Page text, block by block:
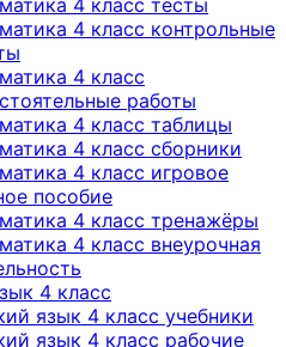
4 класс тесты
4 класс контрольные
4 класс
работы
4 класс таблицы
4 класс сборники
4 класс игровое
пособие
4 класс тренажёры
4 класс внеурочная
4 класс
язык 4 класс учебники
язык 4 класс рабочие